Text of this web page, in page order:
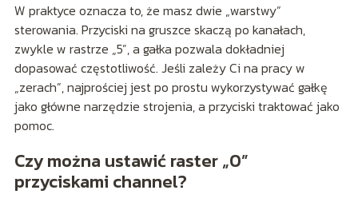
W praktyce oznacza to, że masz dwie „warstwy”
sterowania. Przyciski na gruszce skaczą po kanałach,
zwykle w rastrze „5”, a gałka pozwala dokładniej
dopasować częstotliwość. Jeśli zależy Ci na pracy w
„zerach”, najprościej jest po prostu wykorzystywać gałkę
jako główne narzędzie strojenia, a przyciski traktować jako
pomoc.
Czy można ustawić raster „0”
przyciskami channel?